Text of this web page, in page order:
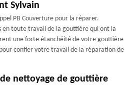
Sylvain
PB Couverture pour la réparer.
en toute travail de la gouttière qui ont la
une forte étanchéité de votre gouttière
confier votre travail de la réparation de
nettoyage de gouttière